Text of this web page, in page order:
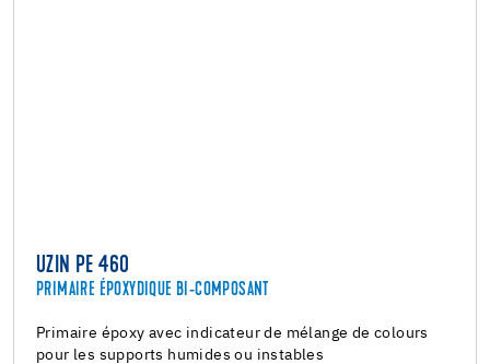
UZIN PE 460
PRIMAIRE ÉPOXYDIQUE BI-COMPOSANT
Primaire époxy avec indicateur de mélange de colours
pour les supports humides ou instables